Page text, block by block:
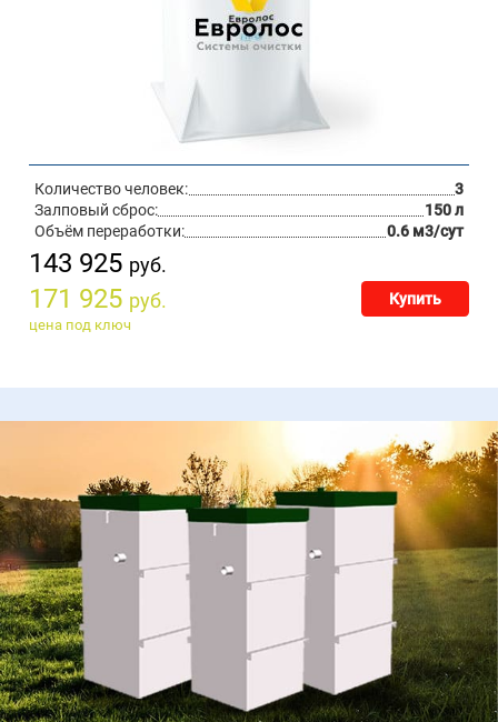
Количество человек:
3
Залповый сброс:
150 л
Объём переработки:
0.6 м3/сут
143 925 руб.
171 925 руб. Купить
цена под ключ